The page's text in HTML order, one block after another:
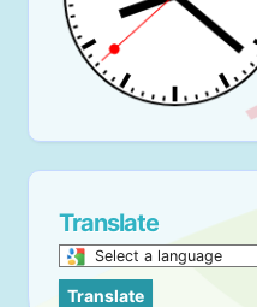
Translate
Select
a
Translate